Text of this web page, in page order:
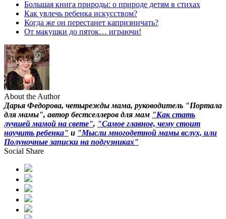
Большая книга природы: о природе детям в стихах
Как увлечь ребенка искусством?
Когда же он перестанет капризничать?
От макушки до пяток… играючи!
About the Author
Дарья Федорова, четырежды мама, руководитель "Портала
для мамы", автор бестселлеров для мам "Как стать
лучшей мамой на свете", "Самое главное, чему стоит
научить ребенка" и "Мысли многодетной мамы вслух, или
Полуночные записки на подгузниках"
Social Share